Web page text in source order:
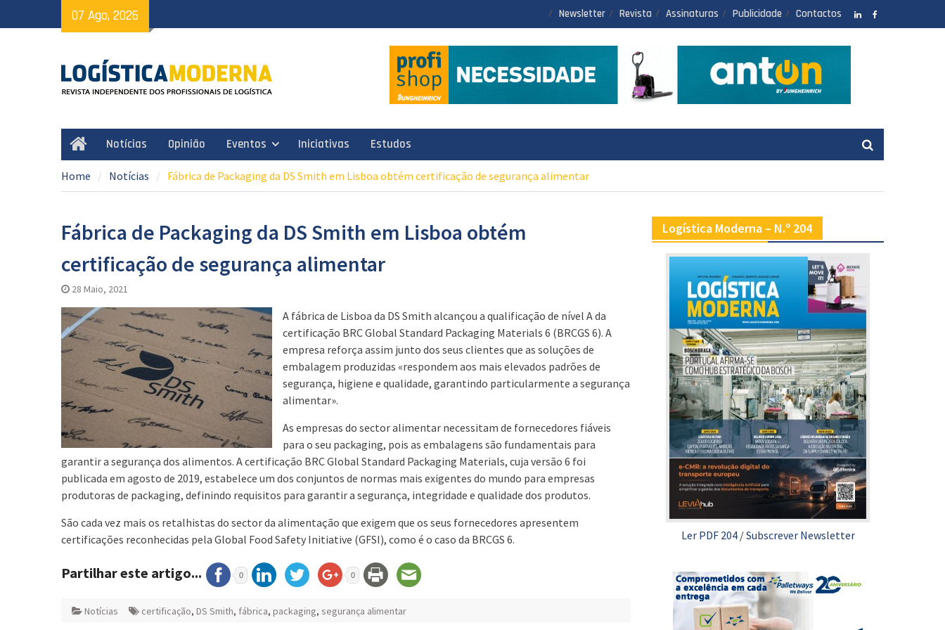
to
07 Ago, 2026 Newsletter Revista Assinaturas Publicidade Contactos
HomeNotícias Opinião Eventos Iniciativas Estudos
Home Notícias Fábrica de Packaging da DS Smith em Lisboa obtém certificação de segurança alimentar
Fábrica de Packaging da DS Smith em Lisboa obtém
certificação de segurança alimentar
28 Maio, 2021
A fábrica de Lisboa da DS Smith alcançou a qualificação de nível A da
certificação BRC Global Standard Packaging Materials 6 (BRCGS 6). A
empresa reforça assim junto dos seus clientes que as soluções de
embalagem produzidas «respondem aos mais elevados padrões de
segurança, higiene e qualidade, garantindo particularmente a segurança
alimentar».
As empresas do sector alimentar necessitam de fornecedores fiáveis
para o seu packaging, pois as embalagens são fundamentais para
garantir a segurança dos alimentos. A certificação BRC Global Standard Packaging Materials, cuja versão 6 foi
publicada em agosto de 2019, estabelece um dos conjuntos de normas mais exigentes do mundo para empresas
produtoras de packaging, definindo requisitos para garantir a segurança, integridade e qualidade dos produtos.
São cada vez mais os retalhistas do sector da alimentação que exigem que os seus fornecedores apresentem
certificações reconhecidas pela Global Food Safety Initiative (GFSI), como é o caso da BRCGS 6.
Partilhar este artigo... 0 0
Notícias certificação, DS Smith, fábrica, packaging, segurança alimentar
Logística Moderna – N.º 204
Ler PDF 204/Subscrever Newsletter